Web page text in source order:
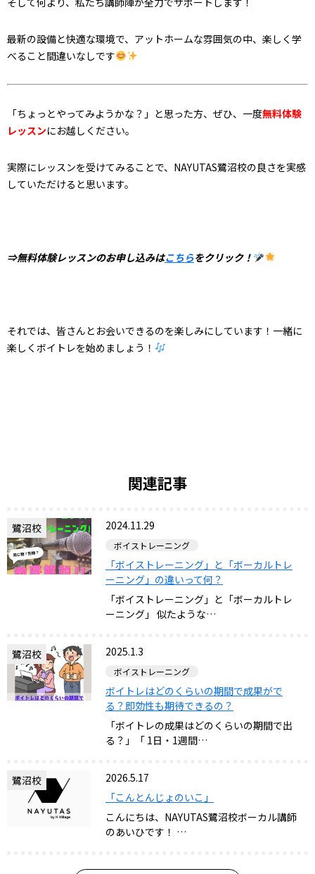
最新の設備と快適な環境で、アットホームな雰囲気の中、楽しく学
べること間違いなしです
「ちょっとやってみようかな？」と思った方、ぜひ、一度無料体験
レッスンにお越しください。
実際にレッスンを受けてみることで、NAYUTAS鷺沼校の良さを実感
していただけると思います。
⇒無料体験レッスンのお申し込みはこちらをクリック！
それでは、皆さんとお会いできるのを楽しみにしています！一緒に
楽しくボイトレを始めましょう！
関連記事
鷺沼校 2024.11.29
ボイストレーニング
「ボイストレーニング」と「ボーカルトレ
ーニング」の違いって何？
「ボイストレーニング」と「ボーカルトレ
ーニング」 似たような…
鷺沼校 2025.1.3
ボイストレーニング
ボイトレはどのくらいの期間で成果がで
る？即効性も期待できるの？
「ボイトレの成果はどのくらいの期間で出
る？」「 1日・1週間…
鷺沼校
2026.5.17
「こんとんじょのいこ」
こんにちは、NAYUTAS鷺沼校ボーカル講師
のあいひです！ …